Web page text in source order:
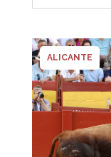
ALICANTE